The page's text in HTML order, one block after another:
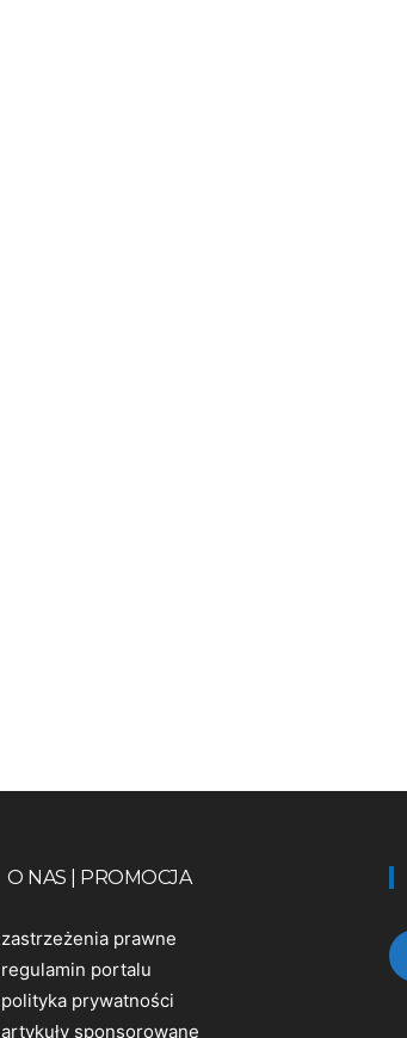
O NAS | PROMOCJA
zastrzeżenia prawne
regulamin portalu
polityka prywatności
artykuły sponsorowane